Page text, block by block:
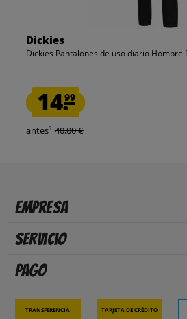
Dickies
Dickies Pantalones de uso diario Hombre
14.99
antes1 40,00 €
Empresa
Servicio
Pago
Transferencia Tarjeta de crédito